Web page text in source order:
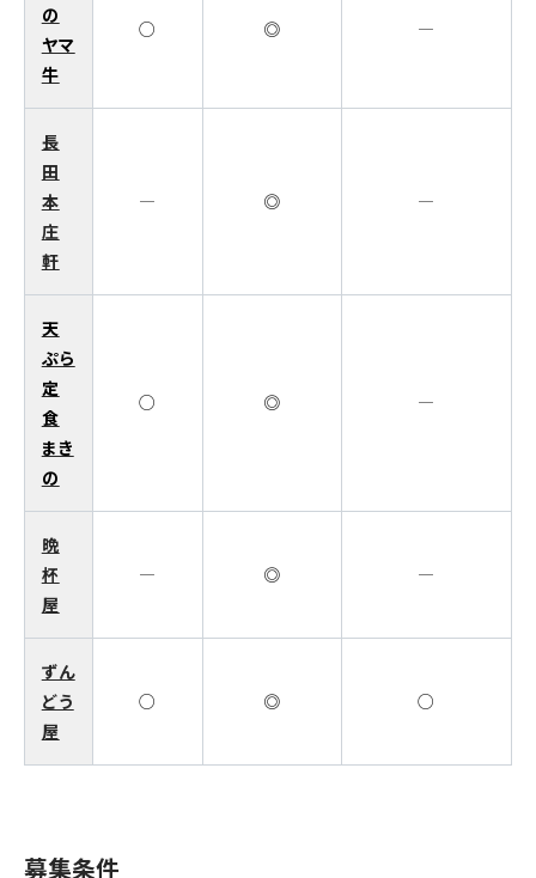
の
ヤマ
牛
○ ◎ ―
長
田
本
庄
軒
― ◎ ―
天
ぷら
定
食
まき
の
○ ◎ ―
晩
杯
屋
― ◎ ―
ずん
どう
屋
○ ◎ ○
募集条件